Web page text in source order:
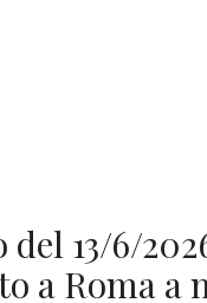
13/6/
a Roma a